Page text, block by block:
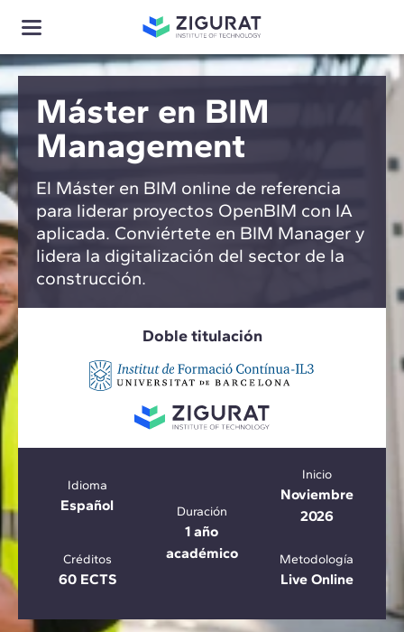
Máster en BIM
Management
El Máster en BIM online de referencia
para liderar proyectos OpenBIM con IA
aplicada. Conviértete en BIM Manager y
lidera la digitalización del sector de la
construcción.
Doble titulación
Idioma
Español Duración
1 año
académico
Inicio
Noviembre
2026
Créditos
60 ECTS
Metodología
Live Online